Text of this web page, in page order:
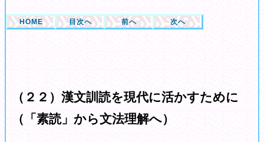
（２２）漢文訓読を現代に活かすために
（「素読」から文法理解へ）
HOME 目次へ 前へ 次へ